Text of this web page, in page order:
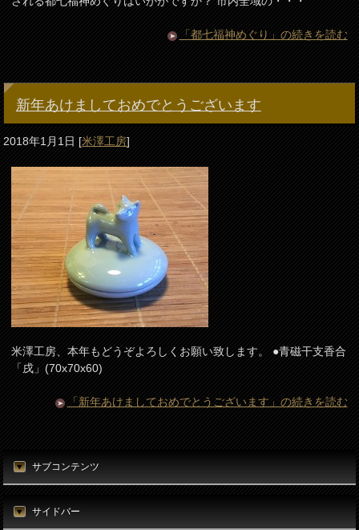
「都七福神めぐり」の続きを読む
新年あけましておめでとうございます
2018年1月1日[米澤工房]
米澤工房、本年もどうぞよろしくお願い致します。 ●青磁干支香合
「戌」(70x70x60)
「新年あけましておめでとうございます」の続きを読む
サブコンテンツ
サイドバー